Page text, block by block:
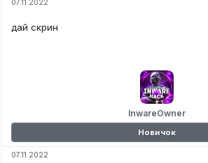
07.11.2022
дай скрин
InwareOwner
Новичок
07.11.2022